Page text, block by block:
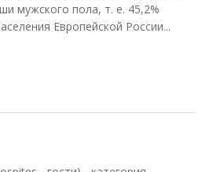
мужского пола, т. е. 45,2%
Европейской России...